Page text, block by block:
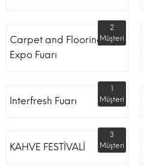
Carpet and Flooring
Expo Fuarı
2
Müşteri
Interfresh Fuarı
1
Müşteri
KAHVE FESTİVALİ
3
Müşteri